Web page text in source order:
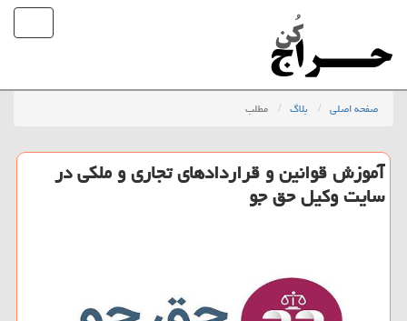
صفحه اصلی بلاگ مطلب
آموزش قوانین و قراردادهای تجاری و ملكی در
سایت وكیل حق جو